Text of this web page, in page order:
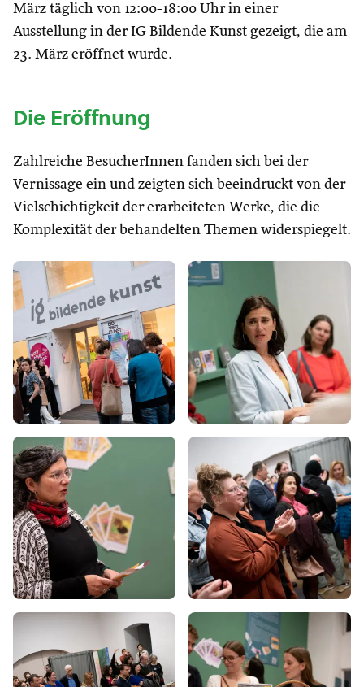
März täglich von 12:00-18:00 Uhr in einer
Ausstellung in der IG Bildende Kunst gezeigt, die am
23. März eröffnet wurde.
Die Eröffnung
Zahlreiche BesucherInnen fanden sich bei der
Vernissage ein und zeigten sich beeindruckt von der
Vielschichtigkeit der erarbeiteten Werke, die die
Komplexität der behandelten Themen widerspiegelt.